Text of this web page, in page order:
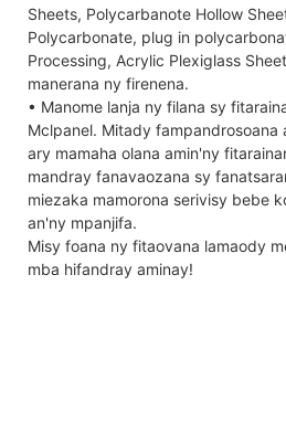
Sheets, Polycarbanote Hollow
Polycarbonate, plug in
Processing, Acrylic Plexiglass
manerana ny firenena.
• Manome lanja ny filana sy
Mclpanel. Mitady fampandrosoana
ary mamaha olana amin'ny
mandray fanavaozana sy
miezaka mamorona serivisy bebe
an'ny mpanjifa.
Misy foana ny fitaovana lamaody
mba hifandray aminay!